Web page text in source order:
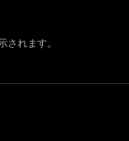
されます。